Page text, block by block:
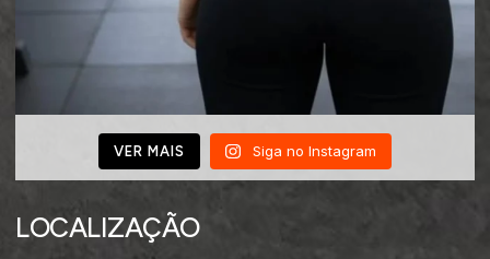
VER MAIS Siga no Instagram
LOCALIZAÇÃO